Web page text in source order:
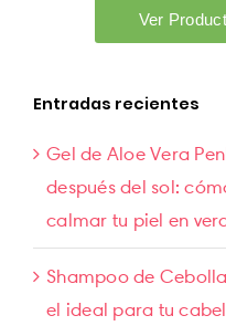
Entradas recientes
Gel de Aloe Vera
después del sol:
calmar tu piel en
Shampoo de
el ideal para tu